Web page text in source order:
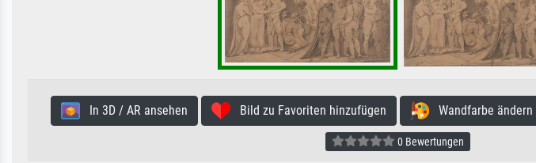
In 3D / AR ansehen Bild zu Favoriten hinzufügen Wandfarbe ändern
0 Bewertungen